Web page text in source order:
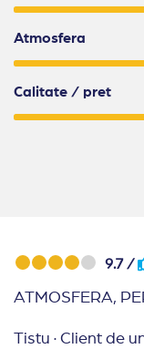
Atmosfera
Calitate / pret
9.7 /
ATMOSFERA,
Tistu · Client de